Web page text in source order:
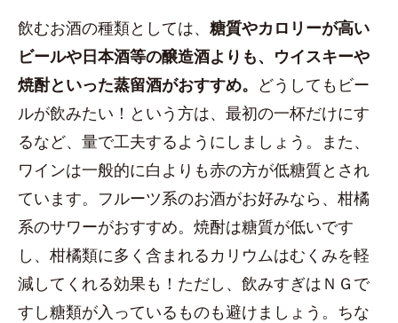
飲むお酒の種類としては、 糖質やカロリーが高い
ビールや日本酒等の醸造酒よりも、ウイスキーや
焼酎といった蒸留酒がおすすめ。 どうしてもビー
ルが飲みたい！という方は、最初の一杯だけにす
るなど、量で工夫するようにしましょう。また、
ワインは一般的に白よりも赤の方が低糖質とされ
ています。フルーツ系のお酒がお好みなら、柑橘
系のサワーがおすすめ。焼酎は糖質が低いです
し、柑橘類に多く含まれるカリウムはむくみを軽
減してくれる効果も！ただし、飲みすぎはＮＧで
すし糖類が入っているものも避けましょう。ちな